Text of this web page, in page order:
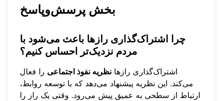
بخش پرسش‌وپاسخ
چرا اشتراک‌گذاری رازها باعث می‌شود با
مردم نزدیک‌تر احساس کنیم؟
اشتراک‌گذاری رازها نظریه نفوذ اجتماعی را فعال
می‌کند. این نظریه پیشنهاد می‌دهد که با توسعه روابط،
ارتباط از سطحی به عمیق پیش می‌رود. وقتی یک راز را